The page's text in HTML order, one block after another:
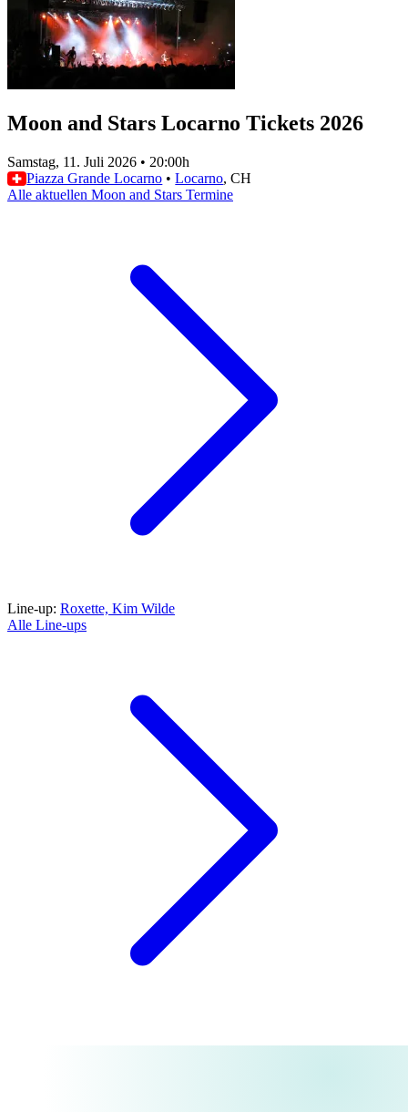
Moon and Stars Locarno Tickets 2026
Samstag, 11. Juli 2026 • 20:00h
Piazza Grande Locarno • Locarno, CH
Alle aktuellen Moon and Stars Termine
Line-up: Roxette, Kim Wilde
Alle Line-ups